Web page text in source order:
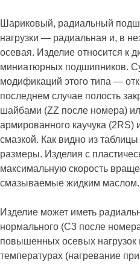
Шариковый, радиальный
нагрузки — радиальная и, в
осевая. Изделие относится к
миниатюрных подшипников.
модификаций этого типа —
последнем случае полость
шайбами (ZZ после номера)
армированного каучука (2RS)
смазкой. Как видно из
размеры. Изделия с
максимальную скорость
смазываемые жидким маслом.
Изделие может иметь
нормального (C3 после
повышенных осевых нагрузок
температурах (нагревание